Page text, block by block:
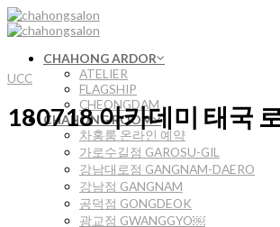
Skip
to
CHAHONG ARDOR
ATELIER
FLAGSHIP
CHEONGDAM
CHAHONG ROOM
차홍룸 온라인 예약
가로수길점 GAROSU-GIL
강남대로점 GANGNAM-DAERO
강남점 GANGNAM
공덕점 GONGDEOK
광교점 GWANGGYO￼
UCC
180718 아카데미 태국